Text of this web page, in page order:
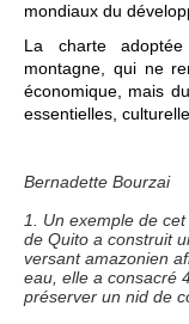
mondiaux du
La charte
montagne, qui ne
économique, mais
essentielles,
Bernadette Bourzai
1. Un exemple de
de Quito a construit
versant amazonien
eau, elle a consacré
préserver un nid de